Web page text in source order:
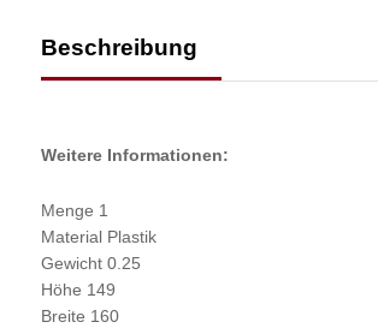
Beschreibung
Weitere Informationen:
Menge 1
Material Plastik
Gewicht 0.25
Höhe 149
Breite 160